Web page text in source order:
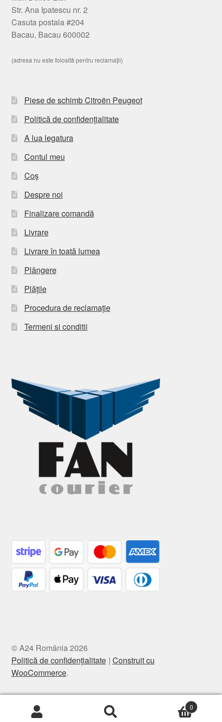
Str. Ana Ipatescu nr. 2
Casuta postala #204
Bacau, Bacau 600002
(adresa nu este folosită pentru reclamații)
Piese de schimb Citroën Peugeot
Politică de confidențialitate
A lua legatura
Contul meu
Coș
Despre noi
Finalizare comandă
Livrare
Livrare în toată lumea
Plângere
Plățile
Procedura de reclamație
Termeni si conditii
© A24 România 2026
Politică de confidențialitate Construit cu
WooCommerce.
0